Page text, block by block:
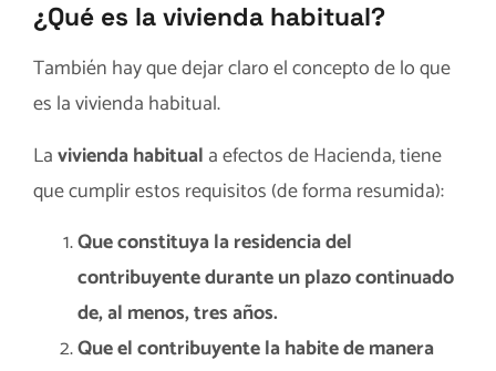
¿Qué es la vivienda habitual?
También hay que dejar claro el concepto de lo que
es la vivienda habitual.
Lavivienda habitual a efectos de Hacienda, tiene
que cumplir estos requisitos (de forma resumida):
Que constituya la residencia del
contribuyente durante un plazo continuado
de, al menos, tres años.
Que el contribuyente la habite de manera